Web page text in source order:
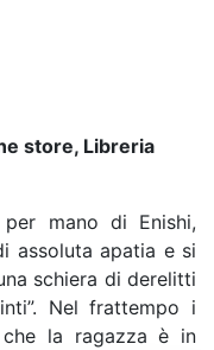
store, Libreria
mano di Enishi,
assoluta apatia e si
schiera di derelitti
Nel frattempo i
la ragazza è in